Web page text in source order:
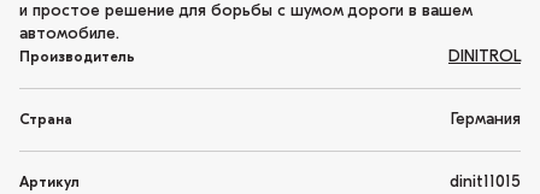
и простое решение для борьбы с шумом дороги в вашем
автомобиле.
Производитель DINITROL
Страна Германия
Артикул dinit11015